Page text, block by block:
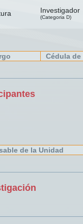
Investigador
(Categoria D)
Cédula
de la Unidad